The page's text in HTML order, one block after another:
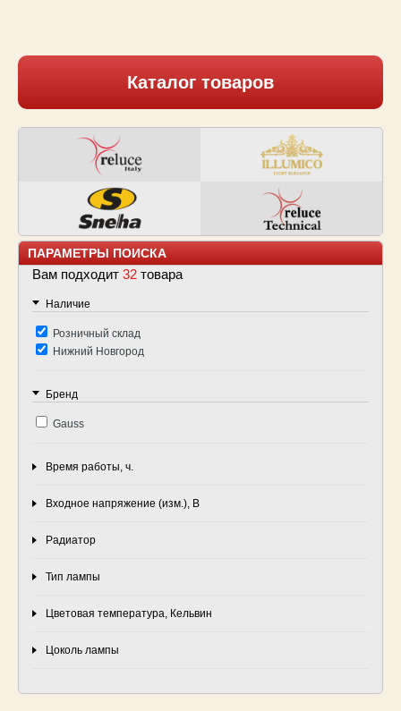
Каталог товаров
ПАРАМЕТРЫ ПОИСКА
Вам подходит 32 товарa
Наличие
Розничный склад
Нижний Новгород
Бренд
Gauss
Время работы, ч.
Входное напряжение (изм.), B
Радиатор
Тип лампы
Цветовая температура, Кельвин
Цоколь лампы